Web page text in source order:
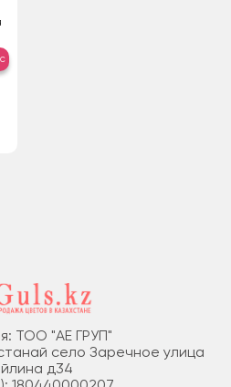
ТОО "АЕ ГРУП"
село Заречное улица
д34